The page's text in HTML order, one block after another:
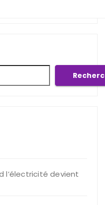
l’électricité devient